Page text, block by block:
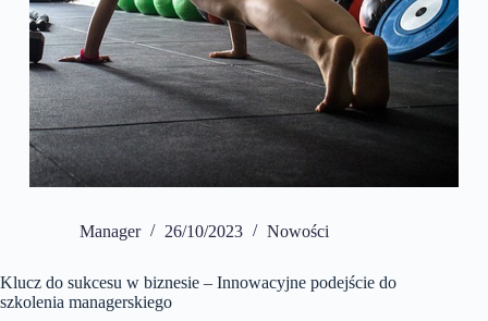
Manager 26/10/2023 Nowości
Klucz do sukcesu w biznesie – Innowacyjne podejście do
szkolenia managerskiego